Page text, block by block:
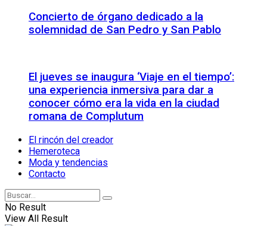
Concierto de órgano dedicado a la
solemnidad de San Pedro y San Pablo
El jueves se inaugura ‘Viaje en el tiempo’:
una experiencia inmersiva para dar a
conocer cómo era la vida en la ciudad
romana de Complutum
El rincón del creador
Hemeroteca
Moda y tendencias
Contacto
No Result
View All Result